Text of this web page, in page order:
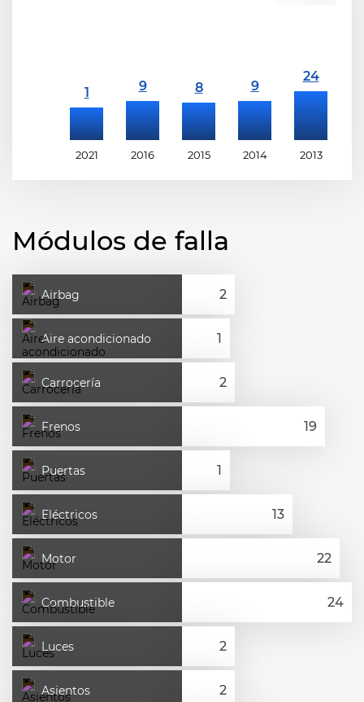
2021 2016 2015 2014 2013
Módulos de falla
Airbag
Aire acondicionado
Carrocería
Frenos
Puertas
Eléctricos
Motor
Combustible
Luces
Asientos